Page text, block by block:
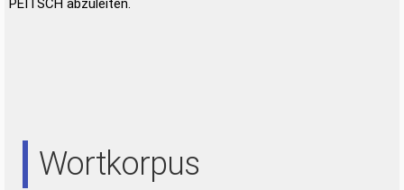
PEITSCH abzuleiten.
Wortkorpus